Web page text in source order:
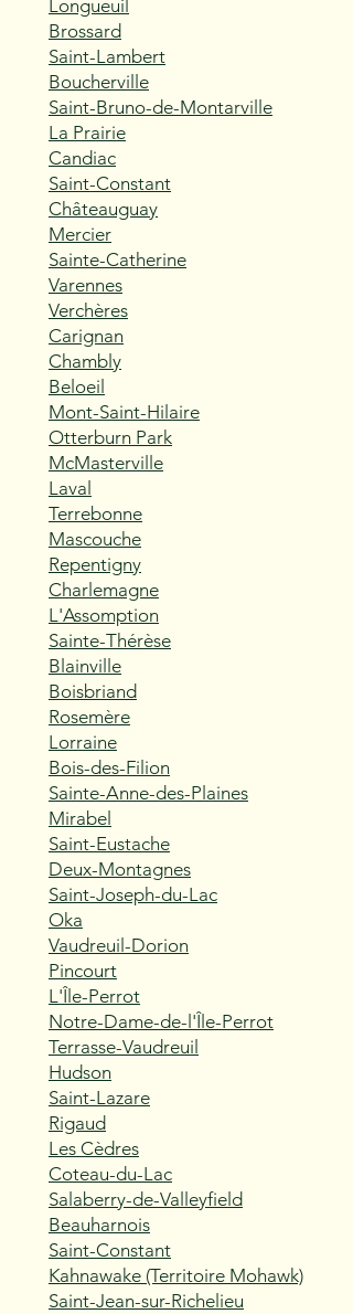
Longueuil
Brossard
Saint-Lambert
Boucherville
Saint-Bruno-de-Montarville
La Prairie
Candiac
Saint-Constant
Châteauguay
Mercier
Sainte-Catherine
Varennes
Verchères
Carignan
Chambly
Beloeil
Mont-Saint-Hilaire
Otterburn Park
McMasterville
Laval
Terrebonne
Mascouche
Repentigny
Charlemagne
L'Assomption
Sainte-Thérèse
Blainville
Boisbriand
Rosemère
Lorraine
Bois-des-Filion
Sainte-Anne-des-Plaines
Mirabel
Saint-Eustache
Deux-Montagnes
Saint-Joseph-du-Lac
Oka
Vaudreuil-Dorion
Pincourt
L'Île-Perrot
Notre-Dame-de-l'Île-Perrot
Terrasse-Vaudreuil
Hudson
Saint-Lazare
Rigaud
Les Cèdres
Coteau-du-Lac
Salaberry-de-Valleyfield
Beauharnois
Saint-Constant
Kahnawake (Territoire Mohawk)
Saint-Jean-sur-Richelieu